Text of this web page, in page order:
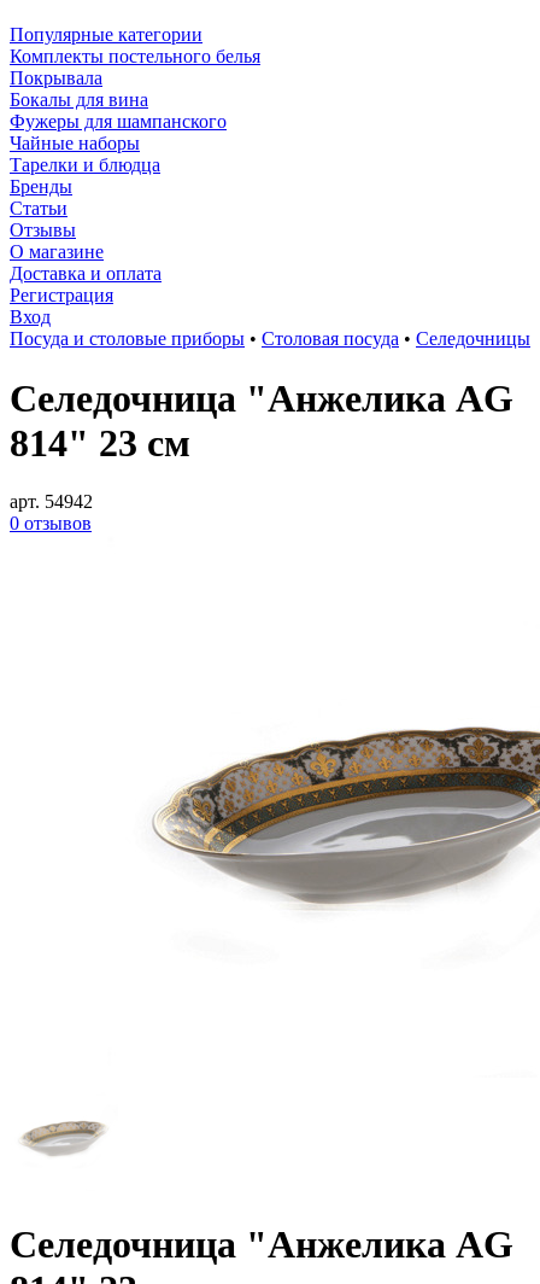
Популярные категории
Комплекты постельного белья
Покрывала
Бокалы для вина
Фужеры для шампанского
Чайные наборы
Тарелки и блюдца
Бренды
Статьи
Отзывы
О магазине
Доставка и оплата
Регистрация
Вход
Посуда и столовые приборы • Столовая посуда • Селедочницы
Селедочница "Анжелика AG
814" 23 см
арт. 54942
0 отзывов
Селедочница "Анжелика AG